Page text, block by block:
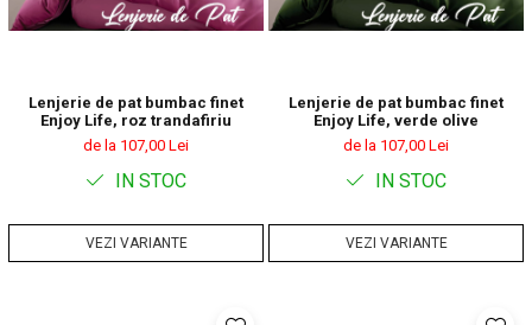
Lenjerie de pat bumbac finet
Enjoy Life, roz trandafiriu
de la 107,00 Lei
IN STOC
VEZI VARIANTE
Lenjerie de pat bumbac finet
Enjoy Life, verde olive
de la 107,00 Lei
IN STOC
VEZI VARIANTE